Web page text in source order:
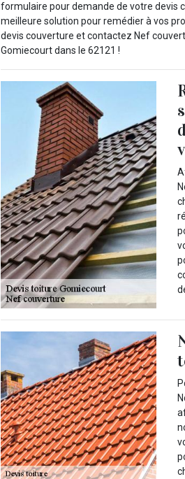
formulaire pour demande de votre devis
meilleure solution pour remédier à vos
devis couverture et contactez Nef
Gomiecourt dans le 62121 !